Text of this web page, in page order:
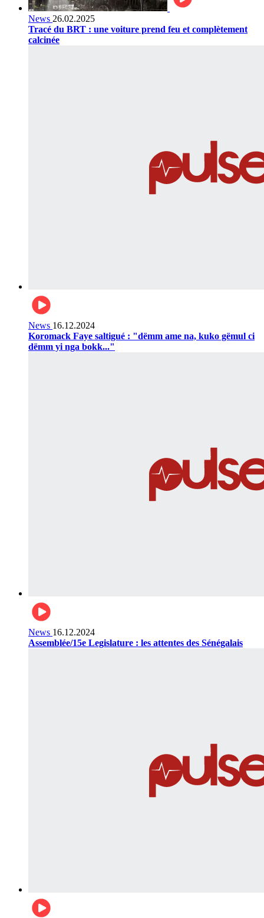
News 26.02.2025
Tracé du BRT : une voiture prend feu et complètement
calcinée
News 16.12.2024
Koromack Faye saltigué : "dëmm ame na, kuko gëmul ci
dëmm yi nga bokk..."
News 16.12.2024
Assemblée/15e Legislature : les attentes des Sénégalais